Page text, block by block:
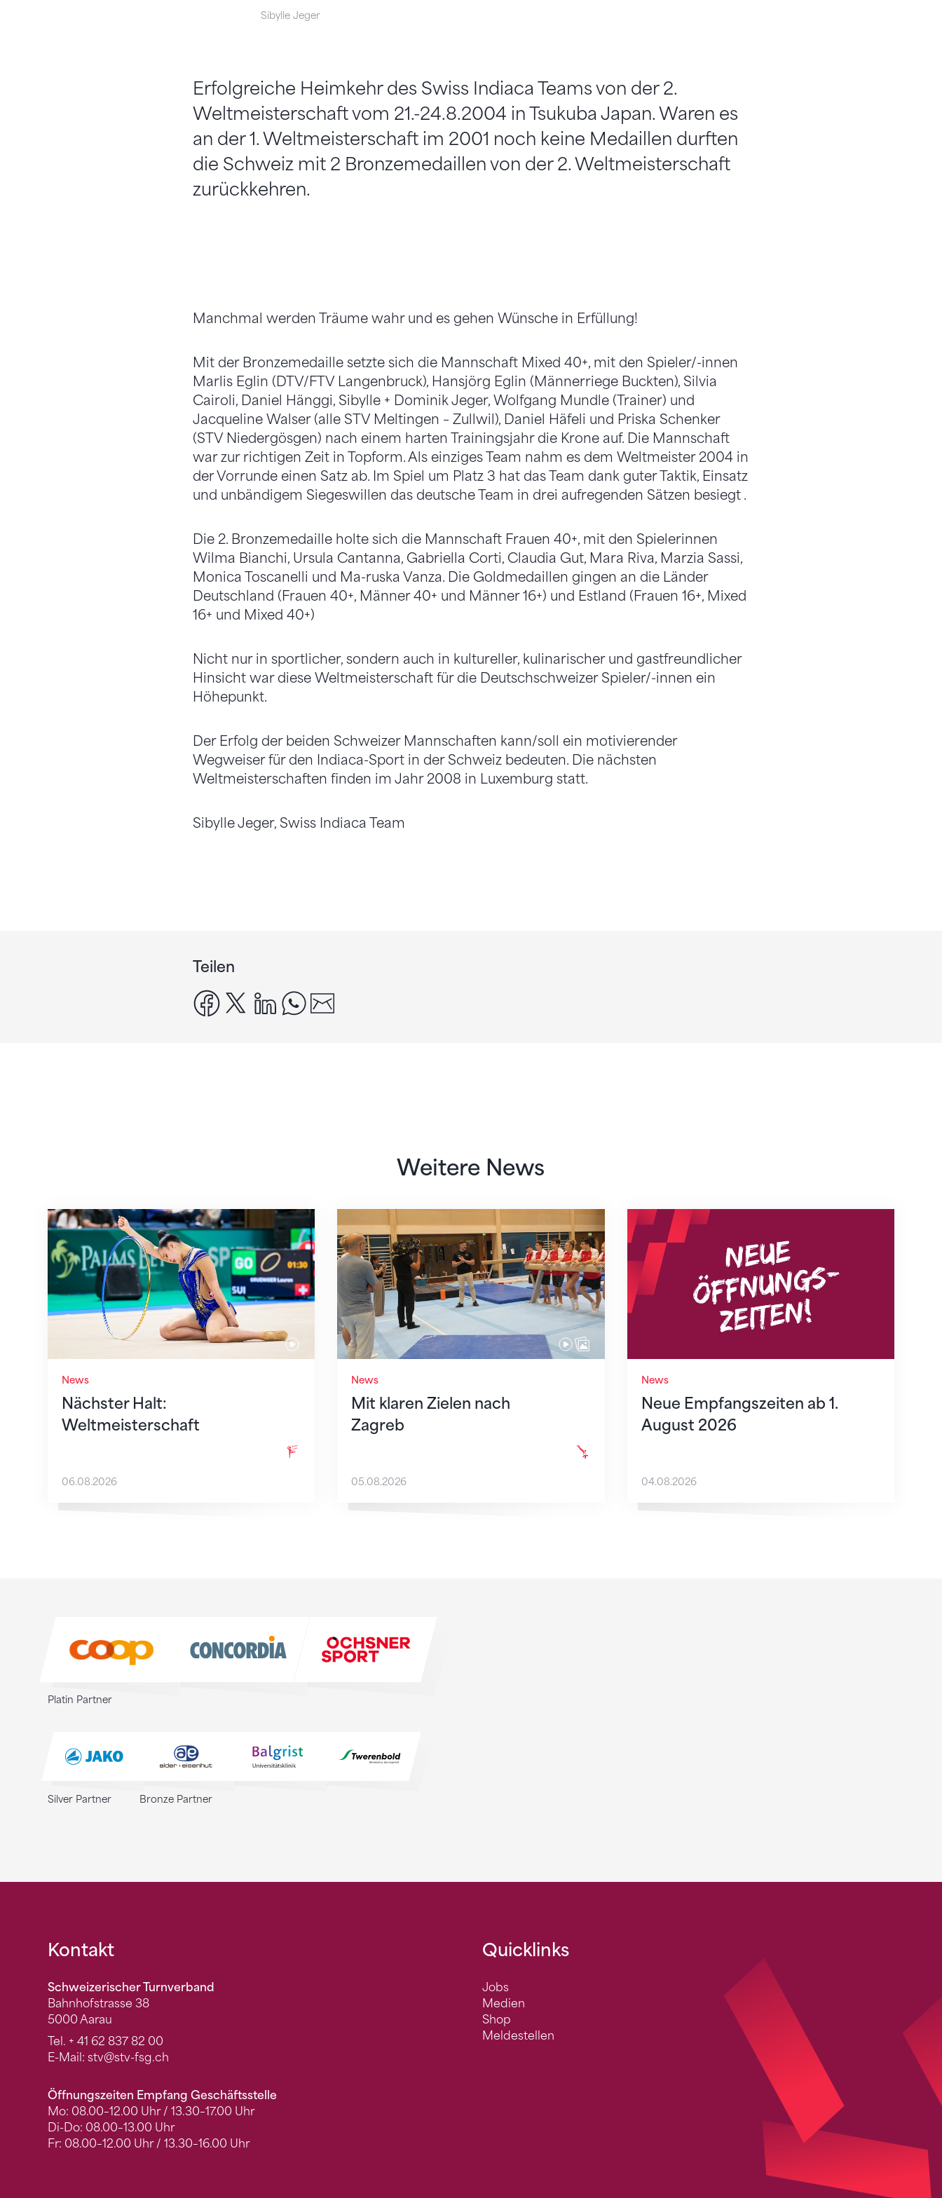
Sibylle Jeger
Erfolgreiche Heimkehr des Swiss Indiaca Teams von der 2.
Weltmeisterschaft vom 21.-24.8.2004 in Tsukuba Japan. Waren es
an der 1. Weltmeisterschaft im 2001 noch keine Medaillen durften
die Schweiz mit 2 Bronzemedaillen von der 2. Weltmeisterschaft
zurückkehren.
Manchmal werden Träume wahr und es gehen Wünsche in Erfüllung!
Mit der Bronzemedaille setzte sich die Mannschaft Mixed 40+, mit den Spieler/-innen
Marlis Eglin (DTV/FTV Langenbruck), Hansjörg Eglin (Männerriege Buckten), Silvia
Cairoli, Daniel Hänggi, Sibylle + Dominik Jeger, Wolfgang Mundle (Trainer) und
Jacqueline Walser (alle STV Meltingen – Zullwil), Daniel Häfeli und Priska Schenker
(STV Niedergösgen) nach einem harten Trainingsjahr die Krone auf. Die Mannschaft
war zur richtigen Zeit in Topform. Als einziges Team nahm es dem Weltmeister 2004 in
der Vorrunde einen Satz ab. Im Spiel um Platz 3 hat das Team dank guter Taktik, Einsatz
und unbändigem Siegeswillen das deutsche Team in drei aufregenden Sätzen besiegt .
Die 2. Bronzemedaille holte sich die Mannschaft Frauen 40+, mit den Spielerinnen
Wilma Bianchi, Ursula Cantanna, Gabriella Corti, Claudia Gut, Mara Riva, Marzia Sassi,
Monica Toscanelli und Ma-ruska Vanza. Die Goldmedaillen gingen an die Länder
Deutschland (Frauen 40+, Männer 40+ und Männer 16+) und Estland (Frauen 16+, Mixed
16+ und Mixed 40+)
Nicht nur in sportlicher, sondern auch in kultureller, kulinarischer und gastfreundlicher
Hinsicht war diese Weltmeisterschaft für die Deutschschweizer Spieler/-innen ein
Höhepunkt.
Der Erfolg der beiden Schweizer Mannschaften kann/soll ein motivierender
Wegweiser für den Indiaca-Sport in der Schweiz bedeuten. Die nächsten
Weltmeisterschaften finden im Jahr 2008 in Luxemburg statt.
Sibylle Jeger, Swiss Indiaca Team
Teilen
facebook
x linkedinwhatsapp
Weitere News
News
Nächster Halt:
Weltmeisterschaft
Nächster Halt: Weltmeisterschaft
06.08.2026
News
Mit klaren Zielen nach
Zagreb
Mit klaren Zielen nach Zagreb
05.08.2026
News
Neue Empfangszeiten ab 1.
August 2026
Neue Empfangszeiten ab 1. August 2026
04.08.2026
Platin Partner
Silver Partner Bronze Partner
Fusszeile
Kontakt
Schweizerischer Turnverband
Bahnhofstrasse 38
5000 Aarau
Tel. + 41 62 837 82 00
E-Mail: stv@stv-fsg.ch
Öffnungszeiten Empfang Geschäftsstelle
Mo: 08.00–12.00 Uhr / 13.30–17.00 Uhr
Di-Do: 08.00–13.00 Uhr
Fr: 08.00–12.00 Uhr / 13.30–16.00 Uhr
Quicklinks
Jobs
Medien
Shop
Meldestellen